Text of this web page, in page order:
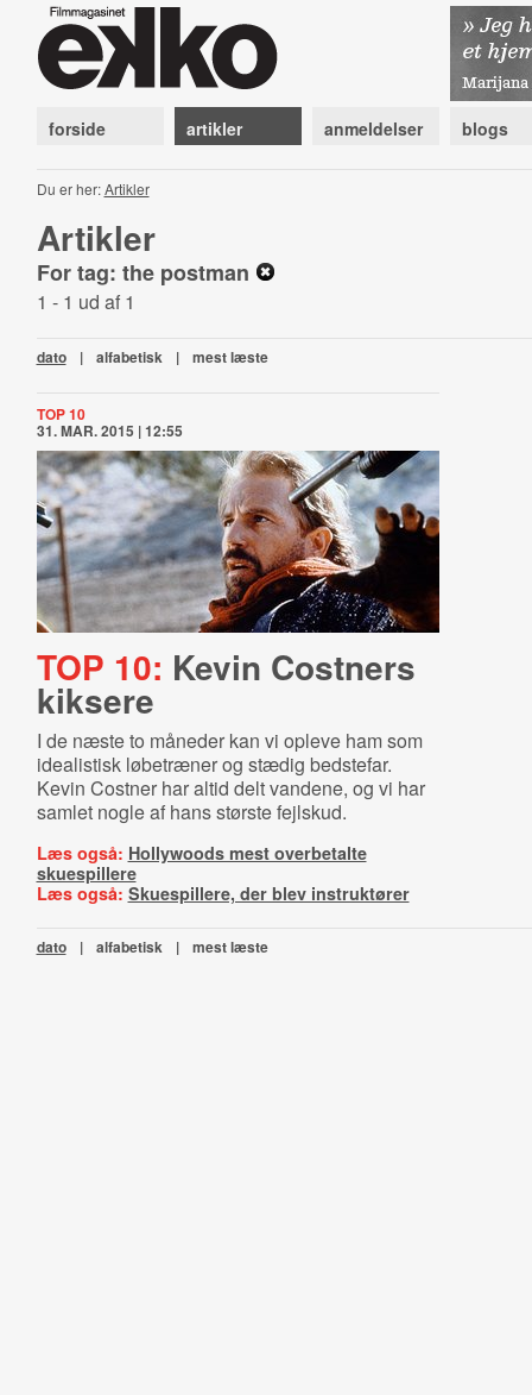
forside artikler anmeldelser blogs
Du er her:Artikler
Artikler
For tag: the postman
1 - 1 ud af 1
dato | alfabetisk | mest læste
TOP 10
31. MAR. 2015 | 12:55
TOP 10: Kevin Costners
kiksere
I de næste to måneder kan vi opleve ham som
idealistisk løbetræner og stædig bedstefar.
Kevin Costner har altid delt vandene, og vi har
samlet nogle af hans største fejlskud.
Læs også: Hollywoods mest overbetalte
skuespillere
Læs også: Skuespillere, der blev instruktører
dato | alfabetisk | mest læste